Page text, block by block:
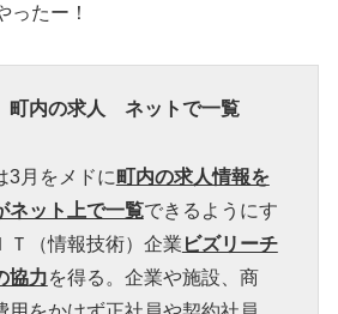
ったー！
町内の求人 ネットで一覧
3月をメドに町内の求人情報を
ネット上で一覧できるようにす
Ｔ（情報技術）企業 ビズリーチ
協力を得る。企業や施設、商